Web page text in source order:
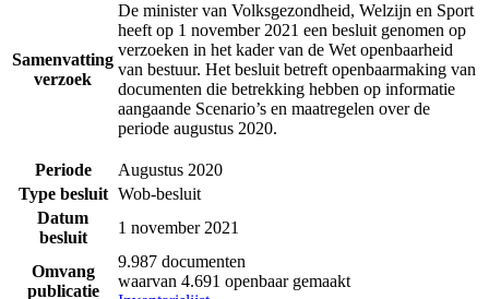
Samenvatting
verzoek
De minister van Volksgezondheid, Welzijn en Sport
heeft op 1 november 2021 een besluit genomen op
verzoeken in het kader van de Wet openbaarheid
van bestuur. Het besluit betreft openbaarmaking van
documenten die betrekking hebben op informatie
aangaande Scenario’s en maatregelen over de
periode augustus 2020.
Periode
Augustus 2020
Type besluit Wob-besluit
Datum
besluit
1 november 2021
Omvang
publicatie
9.987 documenten
waarvan 4.691 openbaar gemaakt